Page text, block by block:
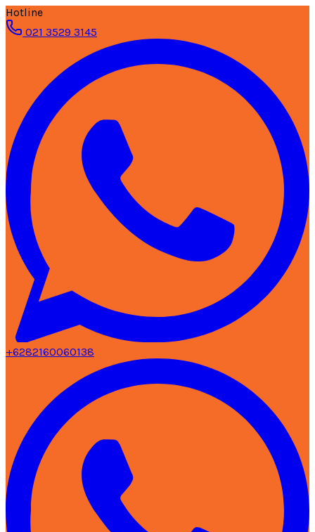
Hotline
021 3529 3145
+6282160060138